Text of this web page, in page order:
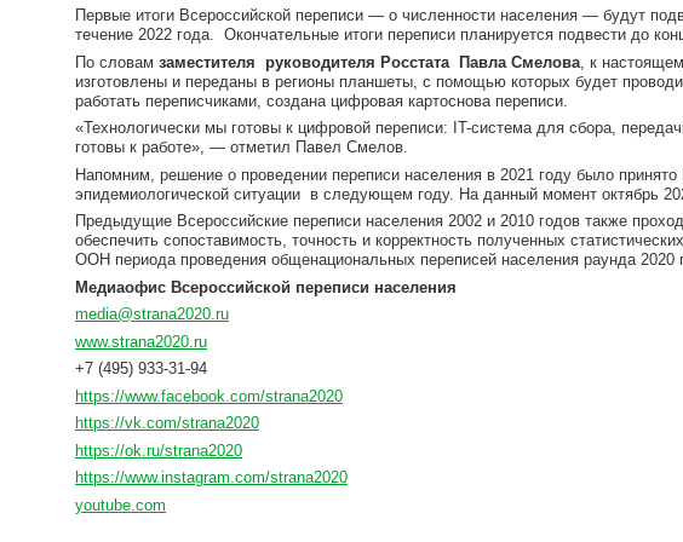
Первые итоги Всероссийской переписи — о численности населения — будут
течение 2022 года. Окончательные итоги переписи планируется подвести до
По словам заместителя руководителя Росстата Павла Смелова , к
изготовлены и переданы в регионы планшеты, с помощью которых будет
работать переписчиками, создана цифровая картоснова переписи.
«Технологически мы готовы к цифровой переписи: IT-система для сбора,
готовы к работе», — отметил Павел Смелов.
Напомним, решение о проведении переписи населения в 2021 году было
эпидемиологической ситуации в следующем году. На данный момент октябрь
Предыдущие Всероссийские переписи населения 2002 и 2010 годов также
обеспечить сопоставимость, точность и корректность полученных
ООН периода проведения общенациональных переписей населения раунда 2020
Медиаофис Всероссийской переписи населения
media@strana2020.ru
www.strana2020.ru
+7 (495) 933-31-94
https://www.facebook.com/strana2020
https://vk.com/strana2020
https://ok.ru/strana2020
https://www.instagram.com/strana2020
youtube.com